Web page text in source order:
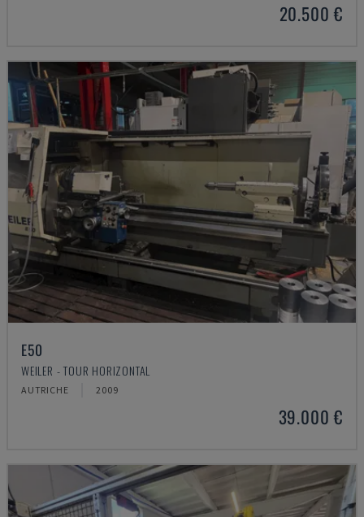
20.500 €
E50
WEILER - TOUR HORIZONTAL
AUTRICHE 2009
39.000 €